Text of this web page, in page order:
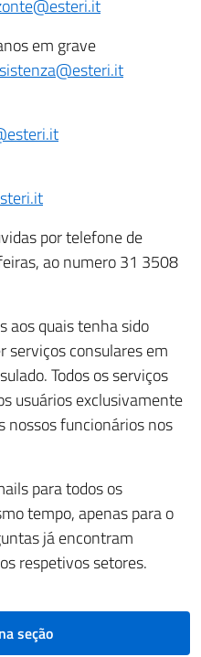
em grave
por telefone de
ao numero 31 3508
aos quais tenha sido
serviços consulares em
Todos os serviços
usuários exclusivamente
nossos funcionários nos
para todos os
tempo, apenas para o
já encontram
respetivos setores.
seção